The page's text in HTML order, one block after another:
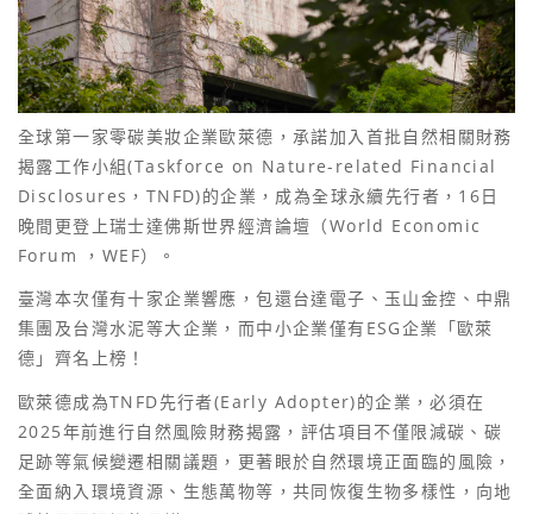
全球第一家零碳美妝企業歐萊德，承諾加入首批自然相關財務
揭露工作小組(Taskforce on Nature-related Financial
Disclosures，TNFD)的企業，成為全球永續先行者，16日
晚間更登上瑞士達佛斯世界經濟論壇（World Economic
Forum ，WEF）。
臺灣本次僅有十家企業響應，包還台達電子、玉山金控、中鼎
集團及台灣水泥等大企業，而中小企業僅有ESG企業「歐萊
德」齊名上榜！
歐萊德成為TNFD先行者(Early Adopter)的企業，必須在
2025年前進行自然風險財務揭露，評估項目不僅限減碳、碳
足跡等氣候變遷相關議題，更著眼於自然環境正面臨的風險，
全面納入環境資源、生態萬物等，共同恢復生物多樣性，向地